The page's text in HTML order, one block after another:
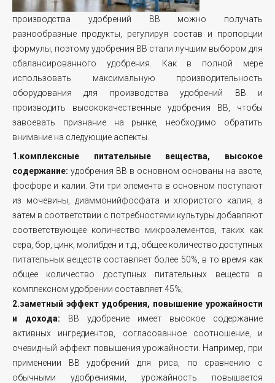
производства удобрений BB можно получать
разнообразные продукты, регулируя состав и пропорции
формулы, поэтому удобрения BB стали лучшим выбором для
сбалансированного удобрения. Как в полной мере
использовать максимальную производительность
оборудования для производства удобрений BB и
производить высококачественные удобрения BB, чтобы
завоевать признание на рынке, необходимо обратить
внимание на следующие аспекты.
1.комплексные питательные вещества, высокое
содержание: удобрения BB в основном основаны на азоте,
фосфоре и калии. Эти три элемента в основном поступают
из мочевины, диаммонийфосфата и хлористого калия, а
затем в соответствии с потребностями культуры добавляют
соответствующее количество микроэлементов, таких как
сера, бор, цинк, молибден и т.д., общее количество доступных
питательных веществ составляет более 50%, в то время как
общее количество доступных питательных веществ в
комплексном удобрении составляет 45%;
2.заметный эффект удобрения, повышение урожайности
и дохода: BB удобрение имеет высокое содержание
активных ингредиентов, согласованное соотношение, и
очевидный эффект повышения урожайности. Например, при
применении ВВ удобрений для риса, по сравнению с
обычными удобрениями, урожайность повышается